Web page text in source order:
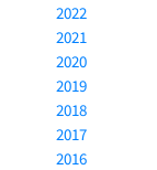
2022
2021
2020
2019
2018
2017
2016